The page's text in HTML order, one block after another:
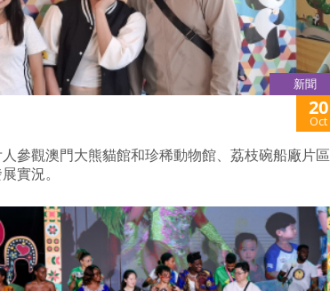
新聞
20
Oct
參觀澳門大熊貓館和珍稀動物館、荔枝碗船廠片區
實況。